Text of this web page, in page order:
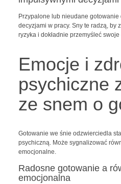
Przypalone lub nieudane
decyzjami w pracy. Sny te radzą, by
ryzyka i dokładnie przemyśleć swoje
Emocje i
psychiczne
ze snem o
Gotowanie we śnie odzwierciedla
psychiczną. Może sygnalizować
emocjonalne.
Radosne gotowanie a
emocjonalna